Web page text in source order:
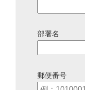
部署名
郵便番号